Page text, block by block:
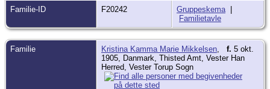
Familie-ID F20242 Gruppeskema|
Familietavle
Familie Kristina Kamma Marie Mikkelsen, f. 5 okt.
1905, Danmark, Thisted Amt, Vester Han
Herred, Vester Torup Sogn